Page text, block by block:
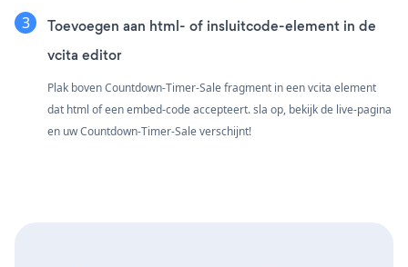
Toevoegen aan html- of insluitcode-element in de
vcita editor
Plak boven Countdown-Timer-Sale fragment in een vcita element
dat html of een embed-code accepteert. sla op, bekijk de live-pagina
en uw Countdown-Timer-Sale verschijnt!